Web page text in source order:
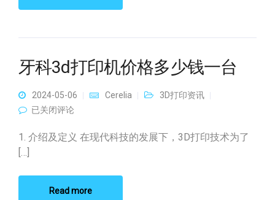
牙科3d打印机价格多少钱一台
2024-05-06 Cerelia
3D打印资讯
牙科3d打印机价格多少钱一台
已关闭评论
1. 介绍及定义 在现代科技的发展下，3D打印技术为了
[…]
Read more